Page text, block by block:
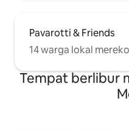
Pavarotti & Friends
14 warga lokal
Tempat berlibur